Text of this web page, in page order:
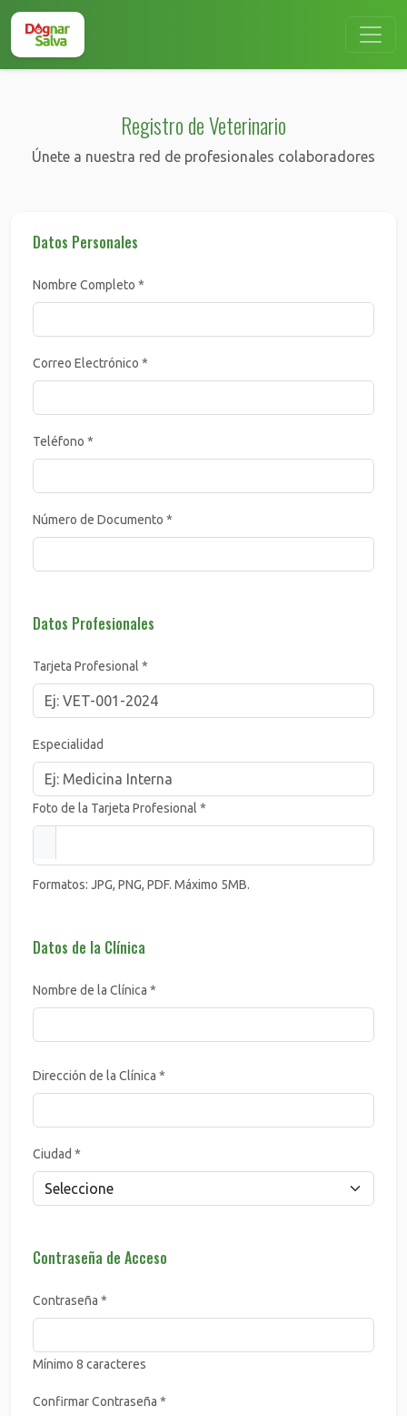
Registro de Veterinario
Únete a nuestra red de profesionales colaboradores
Datos Personales
Nombre Completo *
Correo Electrónico *
Teléfono *
Número de Documento *
Datos Profesionales
Tarjeta Profesional *
Especialidad
Foto de la Tarjeta Profesional *
Formatos: JPG, PNG, PDF. Máximo 5MB.
Datos de la Clínica
Nombre de la Clínica *
Dirección de la Clínica *
Ciudad *
Contraseña de Acceso
Contraseña *
Mínimo 8 caracteres
Confirmar Contraseña *